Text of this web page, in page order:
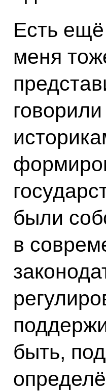
Есть
меня
были
в
быть,